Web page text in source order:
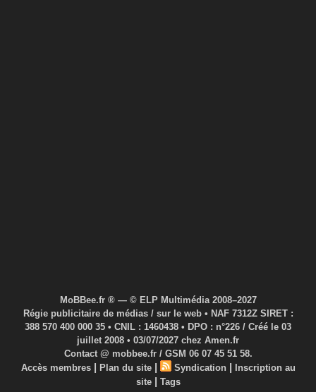
MoBBee.fr ® — © ELP Multimédia 2008–2027
Régie publicitaire de médias / sur le web • NAF 7312Z SIRET :
388 570 400 000 35 • CNIL : 1460438 • DPO : n°226 / Créé le 03
juillet 2008 • 03/07/2027 chez Amen.fr
Contact @ mobbee.fr / GSM 06 07 45 51 58.
Accès membres | Plan du site | Syndication |
Inscription au
site | Tags